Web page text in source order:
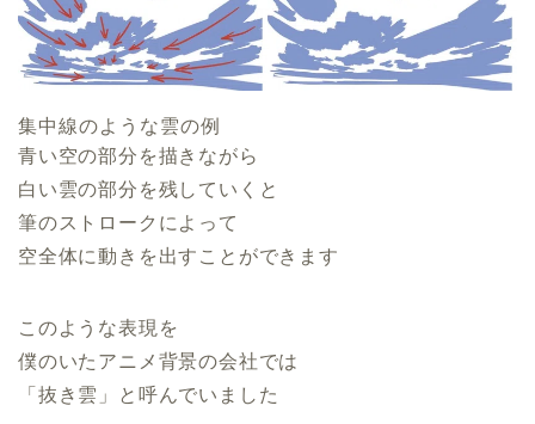
集中線のような雲の例
青い空の部分を描きながら
白い雲の部分を残していくと
筆のストロークによって
空全体に動きを出すことができます
このような表現を
僕のいたアニメ背景の会社では
「抜き雲」と呼んでいました